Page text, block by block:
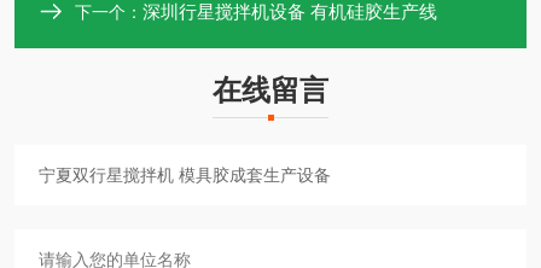
下一个： 深圳行星搅拌机设备 有机硅胶生产线
在线留言